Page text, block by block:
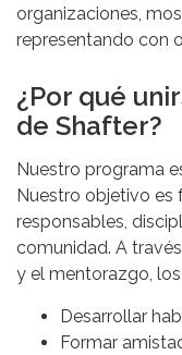
organizaciones,
representando con
¿Por qué
de Shafter?
Nuestro programa
Nuestro objetivo es
responsables,
comunidad. A
y el mentorazgo,
Desarrollar
Formar